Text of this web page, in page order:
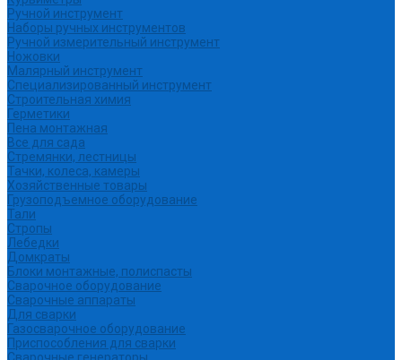
Ручной инструмент
Наборы ручных инструментов
Ручной измерительный инструмент
Ножовки
Малярный инструмент
Специализированный инструмент
Строительная химия
Герметики
Пена монтажная
Все для сада
Стремянки, лестницы
Тачки, колеса, камеры
Хозяйственные товары
Грузоподъемное оборудование
Тали
Стропы
Лебедки
Домкраты
Блоки монтажные, полиспасты
Сварочное оборудование
Сварочные аппараты
Для сварки
Газосварочное оборудование
Приспособления для сварки
Сварочные генераторы